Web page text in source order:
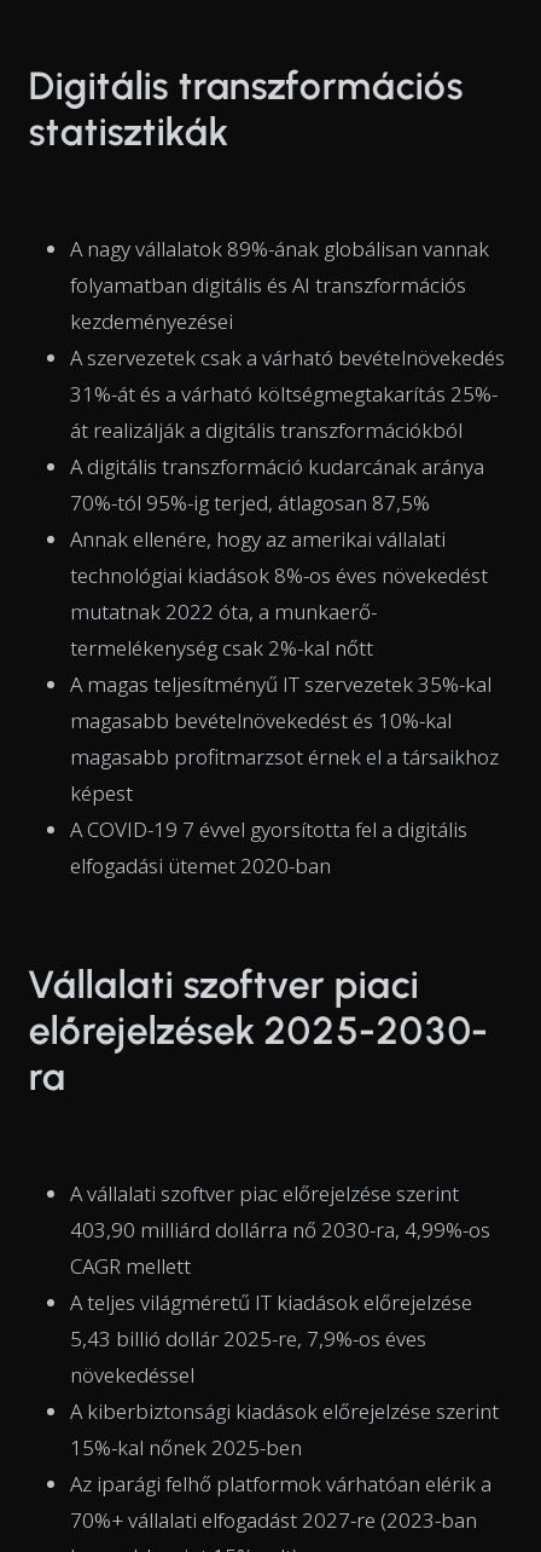
Digitális transzformációs
statisztikák
A nagy vállalatok 89%-ának globálisan vannak
folyamatban digitális és AI transzformációs
kezdeményezései
A szervezetek csak a várható bevételnövekedés
31%-át és a várható költségmegtakarítás 25%-
át realizálják a digitális transzformációkból
A digitális transzformáció kudarcának aránya
70%-tól 95%-ig terjed, átlagosan 87,5%
Annak ellenére, hogy az amerikai vállalati
technológiai kiadások 8%-os éves növekedést
mutatnak 2022 óta, a munkaerő-
termelékenység csak 2%-kal nőtt
A magas teljesítményű IT szervezetek 35%-kal
magasabb bevételnövekedést és 10%-kal
magasabb profitmarzsot érnek el a társaikhoz
képest
A COVID-19 7 évvel gyorsította fel a digitális
elfogadási ütemet 2020-ban
Vállalati szoftver piaci
előrejelzések 2025-2030-
ra
A vállalati szoftver piac előrejelzése szerint
403,90 milliárd dollárra nő 2030-ra, 4,99%-os
CAGR mellett
A teljes világméretű IT kiadások előrejelzése
5,43 billió dollár 2025-re, 7,9%-os éves
növekedéssel
A kiberbiztonsági kiadások előrejelzése szerint
15%-kal nőnek 2025-ben
Az iparági felhő platformok várhatóan elérik a
70%+ vállalati elfogadást 2027-re (2023-ban